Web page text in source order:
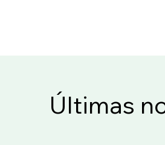
Últimas